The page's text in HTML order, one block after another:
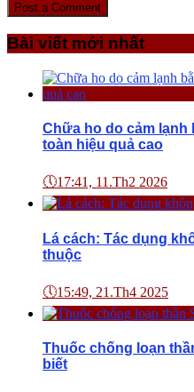
Bài viết mới nhất
Chữa ho do cảm lạnh
toàn hiệu quả cao
🕔17:41, 11.Th2 2026
Lá cách: Tác dụng
thuộc
🕔15:49, 21.Th4 2025
Thuốc chống loạn
biết